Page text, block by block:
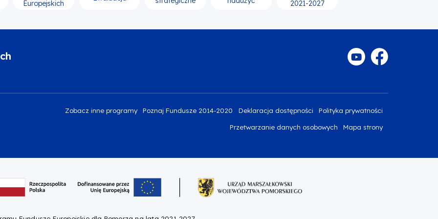
Europejskich 2021-2027
Zobacz inne programy Poznaj Fundusze 2014-2020 Deklaracja dostępności Polityka prywatności
Przetwarzanie danych osobowych Mapa strony